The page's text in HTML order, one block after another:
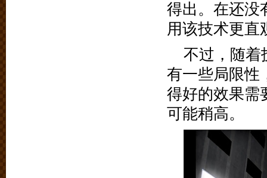
得出。在还没
用该技术更直
不过，随着
有一些局限性
得好的效果需
可能稍高。